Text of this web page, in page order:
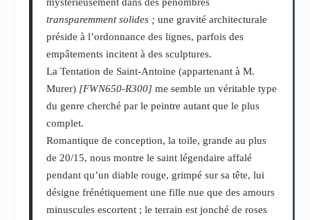
transparemment solides ; une gravité architecturale
préside à l’ordonnance des lignes, parfois des
empâtements incitent à des sculptures.
La Tentation de Saint-Antoine (appartenant à M.
Murer) [FWN650-R300] me semble un véritable type
du genre cherché par le peintre autant que le plus
complet.
Romantique de conception, la toile, grande au plus
de 20/15, nous montre le saint légendaire affalé
pendant qu’un diable rouge, grimpé sur sa tête, lui
désigne frénétiquement une fille nue que des amours
minuscules escortent ; le terrain est jonché de roses